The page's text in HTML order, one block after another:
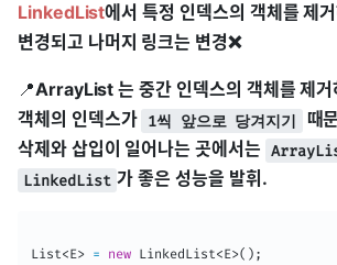
LinkedList에서 특정 인덱스의 객체를 제
변경되고 나머지 링크는 변경❌
📍ArrayList 는 중간 인덱스의 객체를 제거
객체의 인덱스가 1씩 앞으로 당겨지기
때
삭제와 삽입이 일어나는 곳에서는
LinkedList 가 좋은 성능을 발휘.
List<E> = new LinkedList<E>( ) ;